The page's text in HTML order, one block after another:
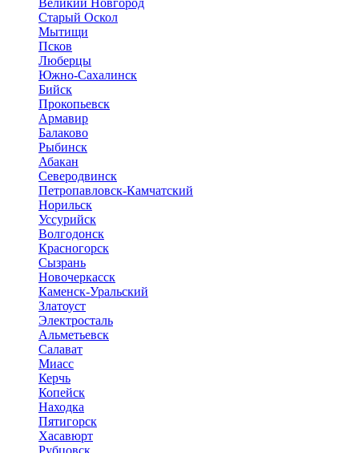
Великий Новгород
Старый Оскол
Мытищи
Псков
Люберцы
Южно-Сахалинск
Бийск
Прокопьевск
Армавир
Балаково
Рыбинск
Абакан
Северодвинск
Петропавловск-Камчатский
Норильск
Уссурийск
Волгодонск
Красногорск
Сызрань
Новочеркасск
Каменск-Уральский
Златоуст
Электросталь
Альметьевск
Салават
Миасс
Керчь
Копейск
Находка
Пятигорск
Хасавюрт
Рубцовск